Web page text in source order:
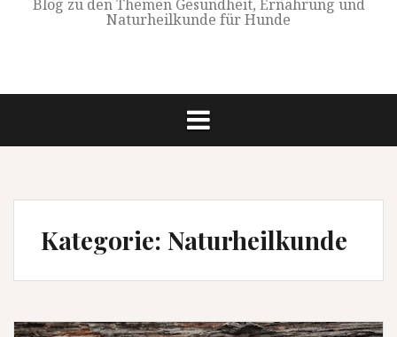
Blog zu den Themen Gesundheit, Ernährung und
Naturheilkunde für Hunde
Kategorie: Naturheilkunde